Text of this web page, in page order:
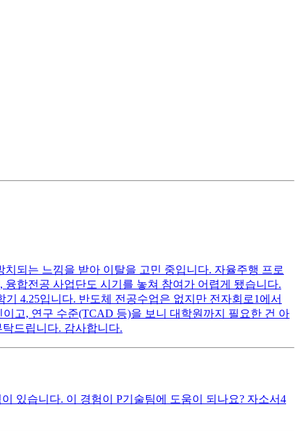
되는 느낌을 받아 이탈을 고민 중입니다. 자율주행 프로
합전공 사업단도 시기를 놓쳐 참여가 어렵게 됐습니다.
4.25입니다. 반도체 전공수업은 없지만 전자회로1에서
고, 연구 수준(TCAD 등)을 보니 대학원까지 필요한 건 아
드립니다. 감사합니다.
있습니다. 이 경험이 P기술팀에 도움이 되나요? 자소서4